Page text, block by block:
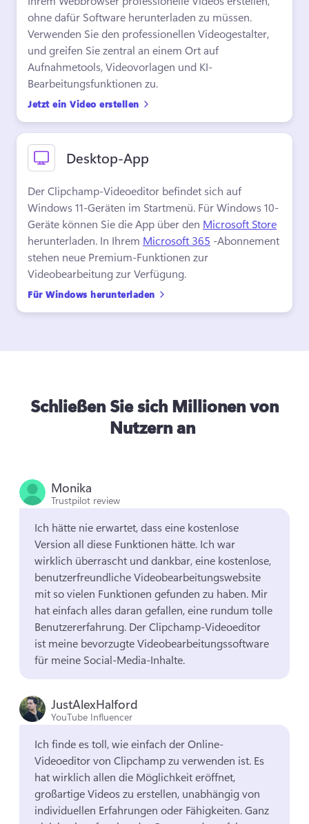
Verwenden Sie den professionellen Videogestalter,
und greifen Sie zentral an einem Ort auf
Aufnahmetools, Videovorlagen und KI-
Bearbeitungsfunktionen zu.
Jetzt ein Video erstellen
Desktop-App
Der Clipchamp-Videoeditor befindet sich auf
Windows 11-Geräten im Startmenü. Für Windows 10-
Geräte können Sie die App über den Microsoft Store
herunterladen. In Ihrem Microsoft 365 -Abonnement
stehen neue Premium-Funktionen zur
Videobearbeitung zur Verfügung.
Für Windows herunterladen
Schließen Sie sich Millionen von
Nutzern an
Monika
Trustpilot review
Ich hätte nie erwartet, dass eine kostenlose
Version all diese Funktionen hätte. Ich war
wirklich überrascht und dankbar, eine kostenlose,
benutzerfreundliche Videobearbeitungswebsite
mit so vielen Funktionen gefunden zu haben. Mir
hat einfach alles daran gefallen, eine rundum tolle
Benutzererfahrung. Der Clipchamp-Videoeditor
ist meine bevorzugte Videobearbeitungssoftware
für meine Social-Media-Inhalte.
JustAlexHalford
YouTube Influencer
Ich finde es toll, wie einfach der Online-
Videoeditor von Clipchamp zu verwenden ist. Es
hat wirklich allen die Möglichkeit eröffnet,
großartige Videos zu erstellen, unabhängig von
individuellen Erfahrungen oder Fähigkeiten. Ganz